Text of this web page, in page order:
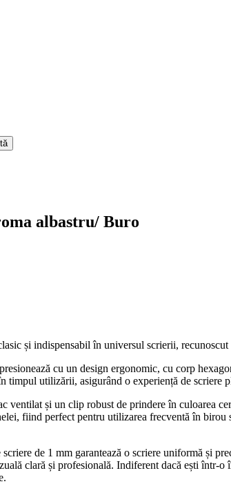
albastru/ Buro
și indispensabil în universul scrierii,
cu un design ergonomic, cu corp
timpul utilizării, asigurând o experiență de scriere
ventilat și un clip robust de prindere în culoarea
fiind perfect pentru utilizarea frecventă în
de 1 mm garantează o scriere uniformă și
clară și profesională. Indiferent dacă ești într-